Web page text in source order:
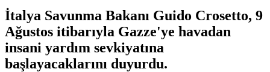
İtalya Savunma Bakanı Guido Crosetto, 9
Ağustos itibarıyla Gazze'ye havadan
insani yardım sevkiyatına
başlayacaklarını duyurdu.